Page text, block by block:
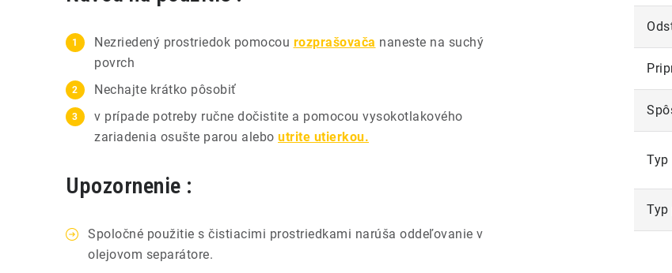
Nezriedený prostriedok pomocou rozprašovača naneste na suchý
povrch
Nechajte krátko pôsobiť
v prípade potreby ručne dočistite a pomocou vysokotlakového
zariadenia osušte parou alebo utrite utierkou.
Upozornenie :
Spoločné použitie s čistiacimi prostriedkami narúša oddeľovanie v
olejovom separátore.
Typ
Typ